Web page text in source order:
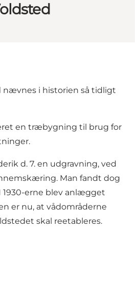
nævnes i historien så tidligt
en træbygning til brug for
d. 7. en udgravning, ved
Man fandt dog
1930-erne blev anlægget
er nu, at vådområderne
skal reetableres.